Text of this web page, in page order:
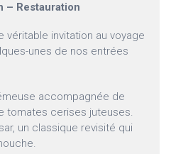
– Restauration
véritable invitation au voyage
unes de nos entrées
accompagnée de
tomates cerises juteuses.
un classique revisité qui